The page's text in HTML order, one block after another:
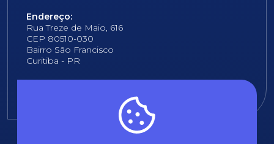
Endereço:
Rua Treze de Maio, 616
CEP 80510-030
Bairro São Francisco
Curitiba - PR